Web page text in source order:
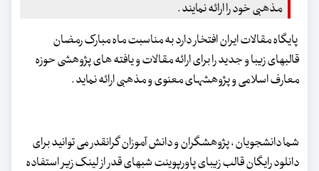
مذهبی خود را ارائه نمایند .
پایگاه مقالات ایران افتخار دارد به مناسبت ماه مبارک رمضان
قالبهای زیبا و جدید را برای ارائه مقالات و یافته های پژوهشی حوزه
معارف اسلامی و پژوهشهای معنوی و مذهبی ارائه نماید .
شما دانشجویان ، پژوهشگران و دانش آموزان گرانقدر می توانید برای
دانلود رایگان قالب زیبای پاورپوینت شبهای قدر از لینک زیر استفاده